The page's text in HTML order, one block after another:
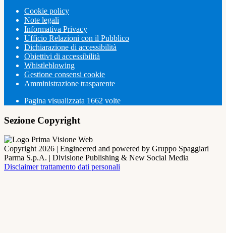
Cookie policy
Note legali
Informativa Privacy
Ufficio Relazioni con il Pubblico
Dichiarazione di accessibilità
Obiettivi di accessibilità
Whistleblowing
Gestione consensi cookie
Amministrazione trasparente
Pagina visualizzata 1662 volte
Sezione Copyright
Copyright 2026 | Engineered and powered by Gruppo Spaggiari
Parma S.p.A. | Divisione Publishing & New Social Media
Disclaimer trattamento dati personali